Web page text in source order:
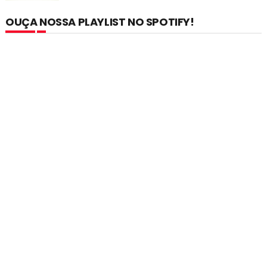
OUÇA NOSSA PLAYLIST NO SPOTIFY!